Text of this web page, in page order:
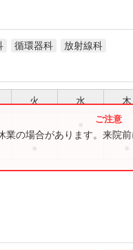
循環器科 放射線科
火 水 木
業の場合があります。来院